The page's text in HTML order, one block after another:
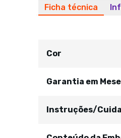
Ficha técnica
Cor
Garantia em
Instruções/